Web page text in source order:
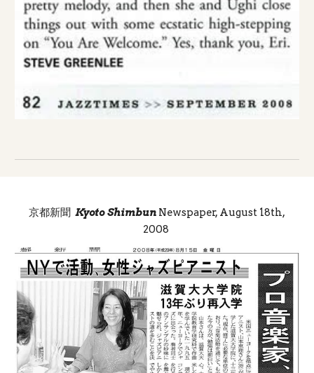
京都新聞 Kyoto Shimbun Newspaper, August 18th,
2008